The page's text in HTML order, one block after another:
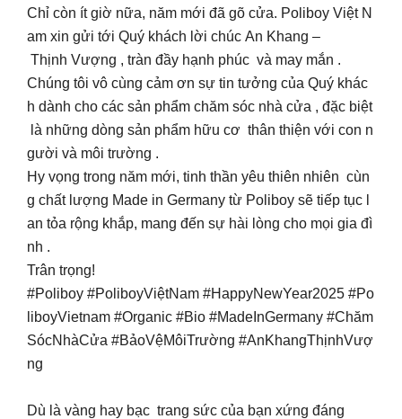
Chỉ còn ít giờ nữa, năm mới đã gõ cửa. Poliboy Việt N
am xin gửi tới Quý khách lời chúc An Khang –
Thịnh Vượng , tràn đầy hạnh phúc và may mắn .
Chúng tôi vô cùng cảm ơn sự tin tưởng của Quý khác
h dành cho các sản phẩm chăm sóc nhà cửa , đặc biệt
là những dòng sản phẩm hữu cơ thân thiện với con n
gười và môi trường .
Hy vọng trong năm mới, tinh thần yêu thiên nhiên cùn
g chất lượng Made in Germany từ Poliboy sẽ tiếp tục l
an tỏa rộng khắp, mang đến sự hài lòng cho mọi gia đì
nh .
Trân trọng!
#Poliboy #PoliboyViệtNam #HappyNewYear2025 #Po
liboyVietnam #Organic #Bio #MadeInGermany #Chăm
SócNhàCửa #BảoVệMôiTrường #AnKhangThịnhVượ
ng
Dù là vàng hay bạc trang sức của bạn xứng đáng